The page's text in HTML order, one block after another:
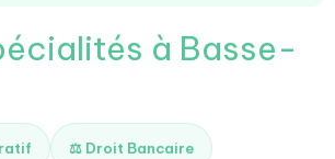
à Basse-
⚖️ Droit Bancaire